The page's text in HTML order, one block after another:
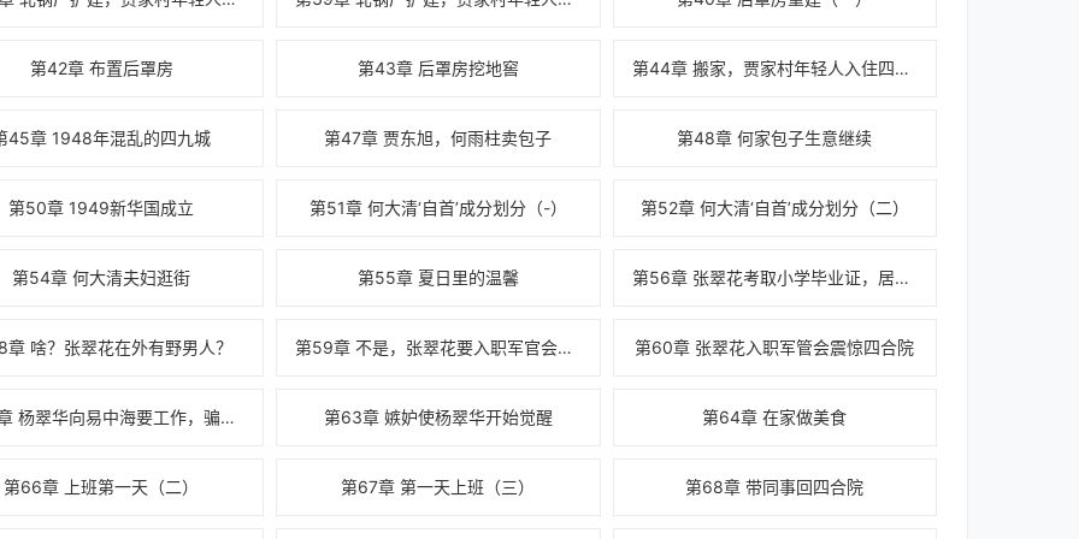
第42章 布置后罩房 第43章 后罩房挖地窖 第44章 搬家，贾家村年轻人入住四合院
45章 1948年混乱的四九城 第47章 贾东旭，何雨柱卖包子 第48章 何家包子生意继续
第50章 1949新华国成立 第51章 何大清‘自首’成分划分（-） 第52章 何大清‘自首’成分划分（二）
第54章 何大清夫妇逛街 第55章 夏日里的温馨 第56章 张翠花考取小学毕业证，居然解决了初中的学籍
章 啥？张翠花在外有野男人？ 第59章 不是，张翠花要入职军官会了？啥？张翠花有高小毕业证？ 第60章 张翠花入职军管会震惊四合院
第62章 杨翠华向易中海要工作，骗易中海肚子里的孩子是他的 第63章 嫉妒使杨翠华开始觉醒 第64章 在家做美食
第66章 上班第一天（二） 第67章 第一天上班（三） 第68章 带同事回四合院